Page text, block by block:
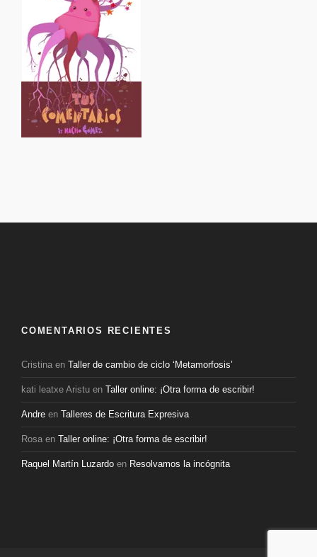
COMENTARIOS RECIENTES
Cristina en Taller de cambio de ciclo ‘Metamorfosis’
kati leatxe Aristu en Taller online: ¡Otra forma de escribir!
Andre en Talleres de Escritura Expresiva
Rosa en Taller online: ¡Otra forma de escribir!
Raquel Martín Luzardo en Resolvamos la incógnita